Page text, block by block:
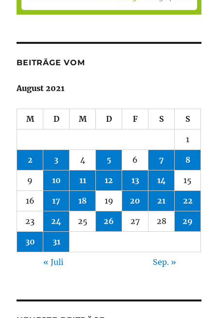
BEITRÄGE VOM
August 2021
M D M D F S S
1
2 3 4 5 6 7 8
9 10 11 12 13 14 15
16 17 18 19 20 21 22
23 24 25 26 27 28 29
30 31
« Juli Sep. »